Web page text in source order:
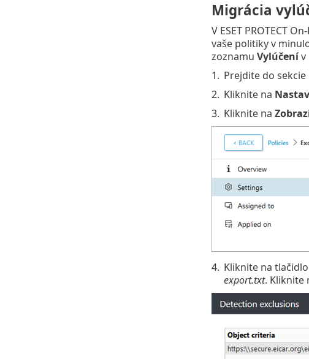
Migrácia
V ESET PROTECT
vaše politiky v
zoznamu Vylúčenív
1. Prejdite do sekcie
2. Kliknite na
3. Kliknite na
4. Kliknite na tlačidlo
export.txt. Kliknite